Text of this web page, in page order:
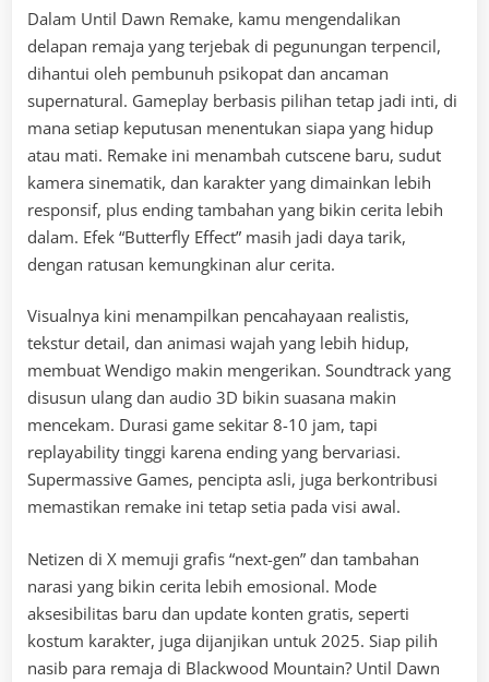
Dalam Until Dawn Remake, kamu mengendalikan
delapan remaja yang terjebak di pegunungan terpencil,
dihantui oleh pembunuh psikopat dan ancaman
supernatural. Gameplay berbasis pilihan tetap jadi inti, di
mana setiap keputusan menentukan siapa yang hidup
atau mati. Remake ini menambah cutscene baru, sudut
kamera sinematik, dan karakter yang dimainkan lebih
responsif, plus ending tambahan yang bikin cerita lebih
dalam. Efek “Butterfly Effect” masih jadi daya tarik,
dengan ratusan kemungkinan alur cerita.
Visualnya kini menampilkan pencahayaan realistis,
tekstur detail, dan animasi wajah yang lebih hidup,
membuat Wendigo makin mengerikan. Soundtrack yang
disusun ulang dan audio 3D bikin suasana makin
mencekam. Durasi game sekitar 8-10 jam, tapi
replayability tinggi karena ending yang bervariasi.
Supermassive Games, pencipta asli, juga berkontribusi
memastikan remake ini tetap setia pada visi awal.
Netizen di X memuji grafis “next-gen” dan tambahan
narasi yang bikin cerita lebih emosional. Mode
aksesibilitas baru dan update konten gratis, seperti
kostum karakter, juga dijanjikan untuk 2025. Siap pilih
nasib para remaja di Blackwood Mountain? Until Dawn